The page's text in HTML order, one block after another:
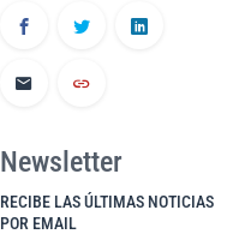
Newsletter
RECIBE LAS ÚLTIMAS NOTICIAS
POR EMAIL